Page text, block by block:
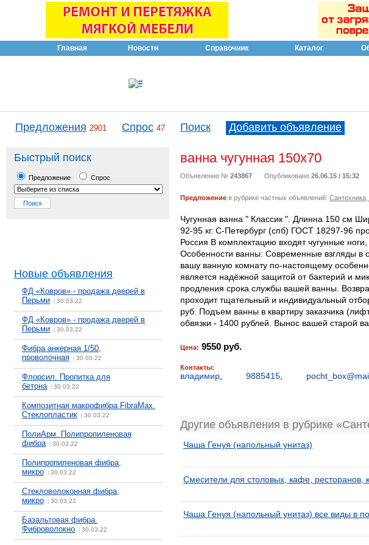
Главная Новости Справочник Каталог
Предложения 2901 Спрос 47 Поиск Добавить объявление
Быстрый поиск
Предложение Спрос
Новые объявления
ФД «Ковров» - продажа дверей в
Перьми
30.03.22
ФД «Ковров» - продажа дверей в
Перьми
30.03.22
Фибра анкерная 1/50,
проволочная
30.03.22
Флорсил. Пропитка для
бетона| 30.03.22
Композитная макрофибра FibraMax.
Стеклопластик
30.03.22
ПолиАрм. Полипропиленовая
фибра| 30.03.22
Полипропиленовая фибра,
микро
30.03.22
Стекловолоконная фибра,
микро
30.03.22
Базальтовая фибра.
Фиброволокно
30.03.22
ванна чугунная 150х70
Объявление № 243867 Опубликовано 26.06.15 / 15:32
Предложение в рубрике частных объявлений:
Чугунная ванна " Классик ". Длинна 150 см
92-95 кг. С-Петербург (спб) ГОСТ 18297-96
Россия В комплектацию входят чугунные
Особенности ванны: Современные взгляды в
вашу ванную комнату по-настоящему
является надёжной защитой от бактерий и
продления срока службы вашей ванны.
проходит тщательный и индивидуальный
руб. Подъем ванны в квартиру заказчика
обвязки - 1400 рублей. Вынос вашей старой
Цена: 9550 руб.
Контакты:
владимир 9885415
Другие объявления в рубрике
Чаша Генуя (напольный унитаз)
Смесители для столовых, кафе, ресторанов,
Чаша Генуя (напольный унитаз) все виды в